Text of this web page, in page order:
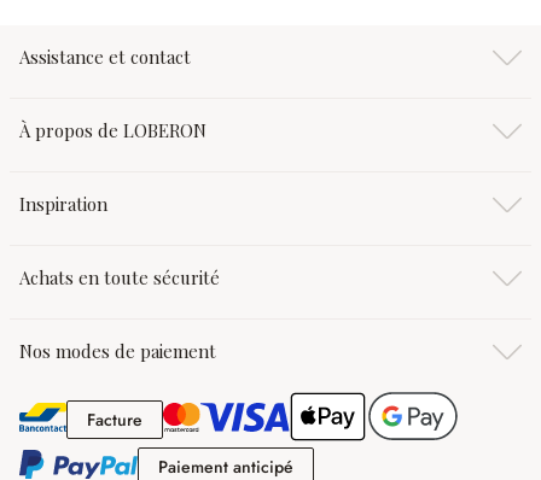
Assistance et contact
À propos de LOBERON
Inspiration
Achats en toute sécurité
Nos modes de paiement
FactureFacture
Paiement anticipé